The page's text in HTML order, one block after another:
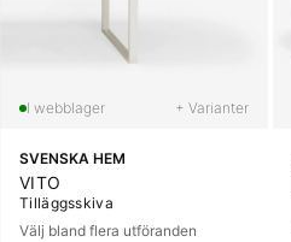
+ Varianter
SVENSKA HEM
VITO
Tilläggsskiva
Välj bland flera utföranden